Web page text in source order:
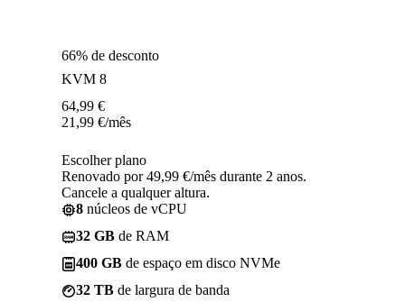
66% de desconto
KVM 8
64,99 €
21,99 €/mês
Escolher plano
Renovado por 49,99 €/mês durante 2 anos.
Cancele a qualquer altura.
8 núcleos de vCPU
32 GB de RAM
400 GB de espaço em disco NVMe
32 TB de largura de banda